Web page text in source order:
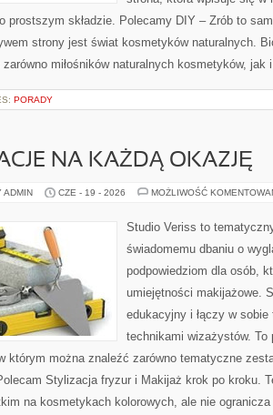
prostszym składzie. Polecamy DIY – Zrób to
strony jest świat kosmetyków naturalnych.
zarówno miłośników naturalnych kosmetyków,
PORADY
NA KAŻDĄ OKAZJĘ
ADMIN CZE - 19 - 2026 MOŻLIWOŚĆ
Studio Veriss to
świadomemu dbaniu o
podpowiedziom dla osób,
umiejętności makijażowe.
edukacyjny i łączy w
technikami wizażystów. To
którym można znaleźć zarówno tematyczne
Stylizacja fryzur i Makijaż krok po kroku.
na kosmetykach kolorowych, ale nie